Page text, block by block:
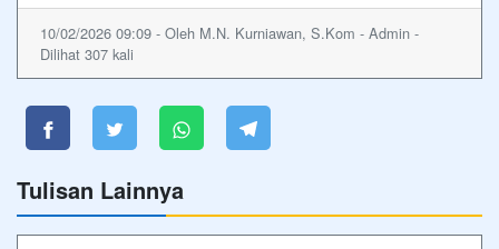
10/02/2026 09:09 - Oleh M.N. Kurniawan, S.Kom - Admin -
Dilihat 307 kali
Tulisan Lainnya